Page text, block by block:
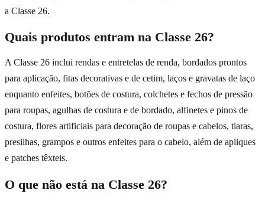
a Classe 26.
Quais produtos entram na Classe 26?
A Classe 26 inclui rendas e entretelas de renda, bordados prontos
para aplicação, fitas decorativas e de cetim, laços e gravatas de laço
enquanto enfeites, botões de costura, colchetes e fechos de pressão
para roupas, agulhas de costura e de bordado, alfinetes e pinos de
costura, flores artificiais para decoração de roupas e cabelos, tiaras,
presilhas, grampos e outros enfeites para o cabelo, além de apliques
e patches têxteis.
O que não está na Classe 26?